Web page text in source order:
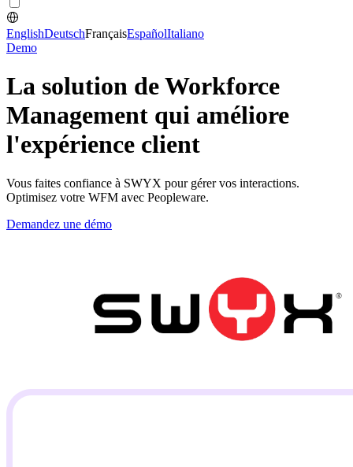
EnglishDeutschFrançaisEspañolItaliano
Demo
La solution de Workforce
Management qui améliore
l'expérience client
Vous faites confiance à SWYX pour gérer vos interactions.
Optimisez votre WFM avec Peopleware.
Demandez une démo